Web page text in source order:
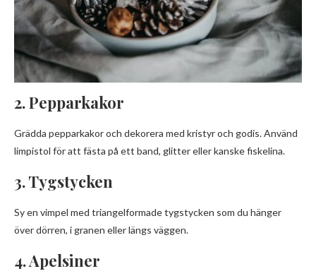
2. Pepparkakor
Grädda pepparkakor och dekorera med kristyr och godis. Använd
limpistol för att fästa på ett band, glitter eller kanske fiskelina.
3. Tygstycken
Sy en vimpel med triangelformade tygstycken som du hänger
över dörren, i granen eller längs väggen.
4. Apelsiner